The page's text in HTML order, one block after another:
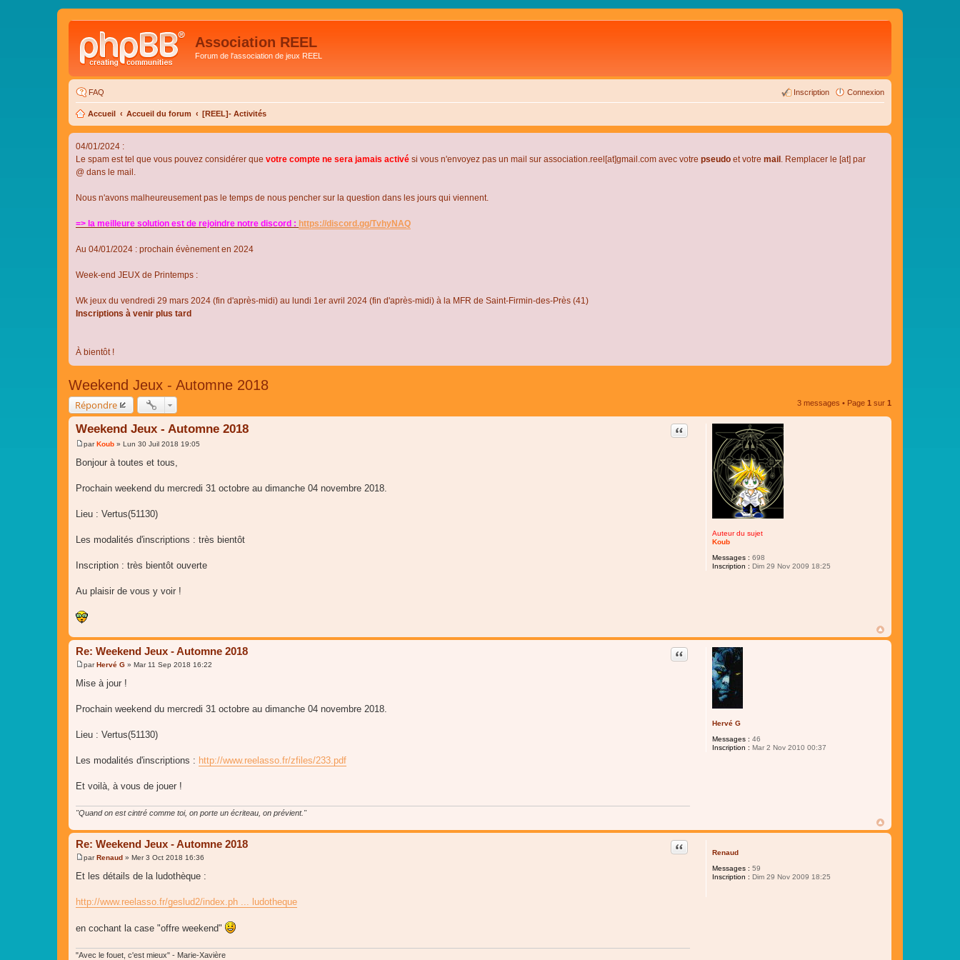
Association REEL
Forum de l'association de jeux REEL
FAQ Connexion
Inscription
Accueil Accueil du forum [REEL]- Activités
04/01/2024 :
Le spam est tel que vous pouvez considérer que votre compte ne sera jamais activé si vous n'envoyez pas un mail sur association.reel[at]gmail.com avec votre pseudo et votre mail . Remplacer le [at] par
@ dans le mail.
Nous n'avons malheureusement pas le temps de nous pencher sur la question dans les jours qui viennent.
=> la meilleure solution est de rejoindre notre discord : https://discord.gg/TvhyNAQ
Au 04/01/2024 : prochain évènement en 2024
Week-end JEUX de Printemps :
Wk jeux du vendredi 29 mars 2024 (fin d'après-midi) au lundi 1er avril 2024 (fin d'après-midi) à la MFR de Saint-Firmin-des-Près (41)
Inscriptions à venir plus tard
À bientôt !
Weekend Jeux - Automne 2018
Répondre 3 messages • Page 1 sur 1
Auteur du sujet
Koub
Messages : 698
Inscription : Dim 29 Nov 2009 18:25
Weekend Jeux - Automne 2018 Citer
M
s
g
parKoub » Lun 30 Juil 2018 19:05
Bonjour à toutes et tous,
Prochain weekend du mercredi 31 octobre au dimanche 04 novembre 2018.
Lieu : Vertus(51130)
Les modalités d'inscriptions : très bientôt
Inscription : très bientôt ouverte
Au plaisir de vous y voir !
Hervé G
Messages : 46
Inscription : Mar 2 Nov 2010 00:37
Re: Weekend Jeux - Automne 2018 Citer
M
e
s
g
parHervé G » Mar 11 Sep 2018 16:22
Mise à jour !
Prochain weekend du mercredi 31 octobre au dimanche 04 novembre 2018.
Lieu : Vertus(51130)
Les modalités d'inscriptions : http://www.reelasso.fr/zfiles/233.pdf
Et voilà, à vous de jouer !
"Quand on est cintré comme toi, on porte un écriteau, on prévient."
Renaud
Messages : 59
Inscription : Dim 29 Nov 2009 18:25
Re: Weekend Jeux - Automne 2018 Citer
M
e
s
a
g
parRenaud » Mer 3 Oct 2018 16:36
Et les détails de la ludothèque :
http://www.reelasso.fr/geslud2/index.ph ... ludotheque
en cochant la case "offre weekend"
"Avec le fouet, c'est mieux" - Marie-Xavière